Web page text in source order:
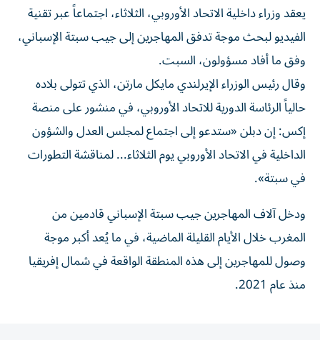
يعقد وزراء داخلية الاتحاد الأوروبي، الثلاثاء، اجتماعاً عبر تقنية
الفيديو لبحث موجة تدفق المهاجرين إلى جيب سبتة الإسباني،
وفق ما أفاد مسؤولون، السبت.
وقال رئيس الوزراء الإيرلندي مايكل مارتن، الذي تتولى بلاده
حالياً الرئاسة الدورية للاتحاد الأوروبي، في منشور على منصة
إكس: إن دبلن «ستدعو إلى اجتماع لمجلس العدل والشؤون
الداخلية في الاتحاد الأوروبي يوم الثلاثاء... لمناقشة التطورات
في سبتة».
ودخل آلاف المهاجرين جيب سبتة الإسباني قادمين من
المغرب خلال الأيام القليلة الماضية، في ما يُعد أكبر موجة
وصول للمهاجرين إلى هذه المنطقة الواقعة في شمال إفريقيا
منذ عام 2021.